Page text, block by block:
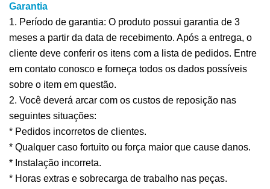
Garantia
1. Período de garantia: O produto possui garantia de 3
meses a partir da data de recebimento. Após a entrega, o
cliente deve conferir os itens com a lista de pedidos. Entre
em contato conosco e forneça todos os dados possíveis
sobre o item em questão.
2. Você deverá arcar com os custos de reposição nas
seguintes situações:
* Pedidos incorretos de clientes.
* Qualquer caso fortuito ou força maior que cause danos.
* Instalação incorreta.
* Horas extras e sobrecarga de trabalho nas peças.